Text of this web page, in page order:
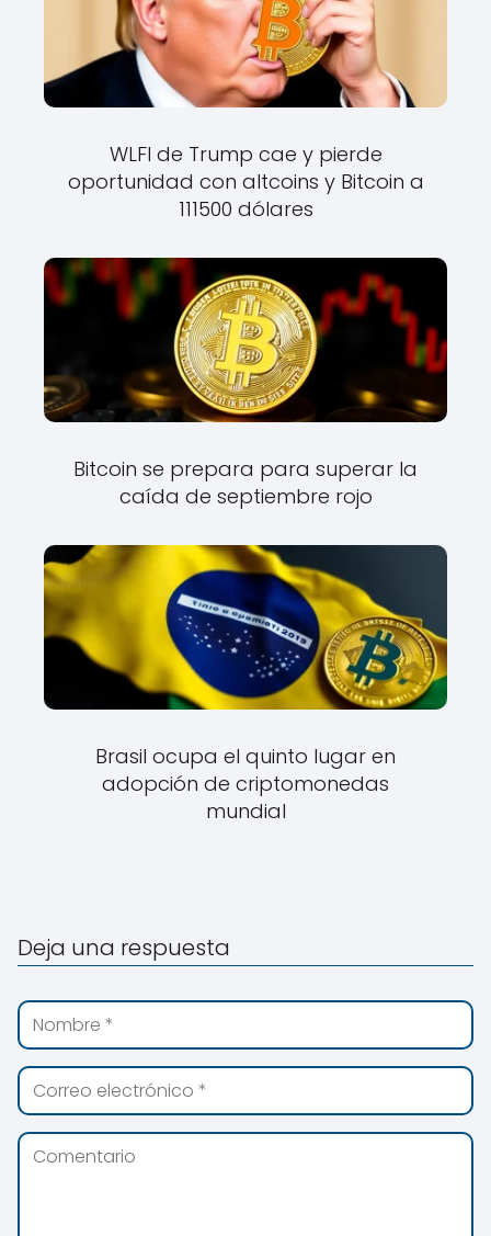
WLFI de Trump cae y pierde
oportunidad con altcoins y Bitcoin a
111500 dólares
Bitcoin se prepara para superar la
caída de septiembre rojo
Brasil ocupa el quinto lugar en
adopción de criptomonedas
mundial
Deja una respuesta